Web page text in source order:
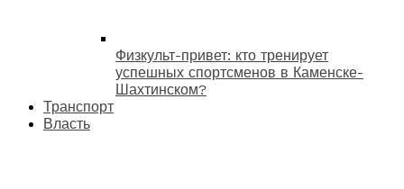
Физкульт-привет: кто тренирует
успешных спортсменов в Каменске-
Шахтинском?
Транспорт
Власть